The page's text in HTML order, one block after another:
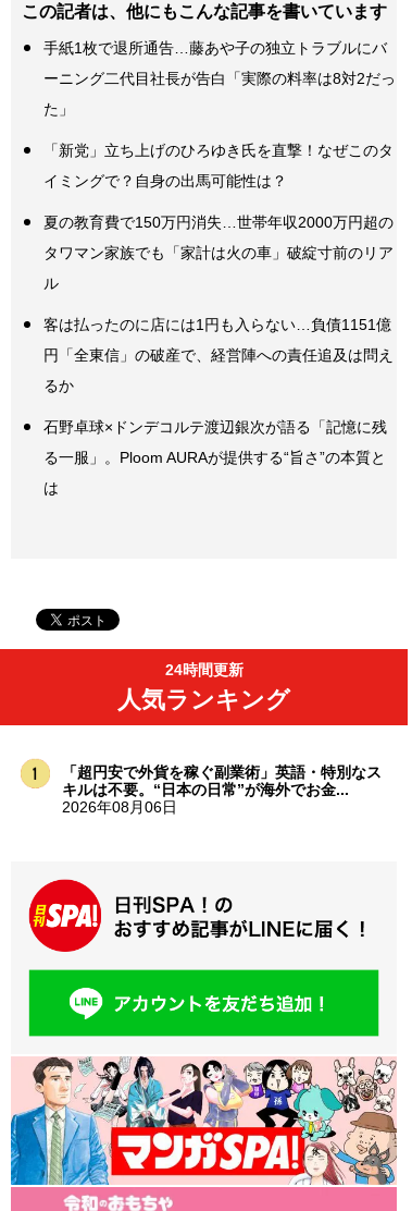
この記者は、他にもこんな記事を書いています
手紙1枚で退所通告…藤あや子の独立トラブルにバ
ーニング二代目社長が告白「実際の料率は8対2だっ
た」
「新党」立ち上げのひろゆき氏を直撃！なぜこのタ
イミングで？自身の出馬可能性は？
夏の教育費で150万円消失…世帯年収2000万円超の
タワマン家族でも「家計は火の車」破綻寸前のリア
ル
客は払ったのに店には1円も入らない…負債1151億
円「全東信」の破産で、経営陣への責任追及は問え
るか
石野卓球×ドンデコルテ渡辺銀次が語る「記憶に残
る一服」。Ploom AURAが提供する“旨さ”の本質と
は
24時間更新
人気ランキング
「超円安で外貨を稼ぐ副業術」英語・特別なス
キルは不要。“日本の日常”が海外でお金...
2026年08月06日